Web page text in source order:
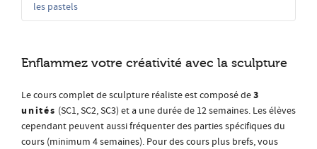
les pastels
Enflammez votre créativité avec la sculpture
Le cours complet de sculpture réaliste est composé de3
unités (SC1, SC2, SC3) et a une durée de 12 semaines. Les élèves
cependant peuvent aussi fréquenter des parties spécifiques du
cours (minimum 4 semaines). Pour des cours plus brefs, vous